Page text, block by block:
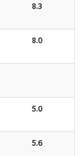
8.3
8.0
5.0
5.6